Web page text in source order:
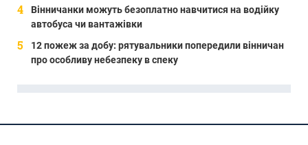
Вінничанки можуть безоплатно навчитися на водійку
автобуса чи вантажівки
12 пожеж за добу: рятувальники попередили вінничан
про особливу небезпеку в спеку